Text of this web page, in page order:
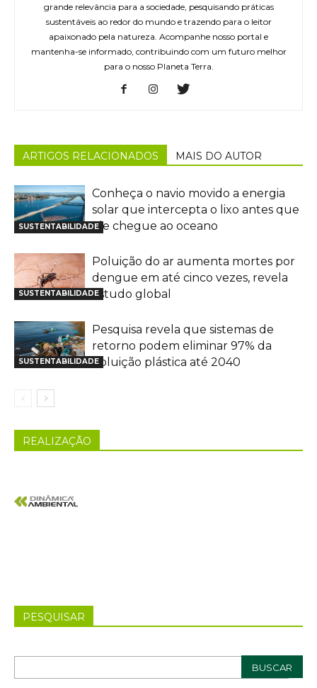
grande relevância para a sociedade, pesquisando práticas
sustentáveis ao redor do mundo e trazendo para o leitor
apaixonado pela natureza. Acompanhe nosso portal e
mantenha-se informado, contribuindo com um futuro melhor
para o nosso Planeta Terra.
ARTIGOS RELACIONADOS MAIS DO AUTOR
SUSTENTABILIDADE
Conheça o navio movido a energia
solar que intercepta o lixo antes que
ele chegue ao oceano
SUSTENTABILIDADE
Poluição do ar aumenta mortes por
dengue em até cinco vezes, revela
estudo global
SUSTENTABILIDADE
Pesquisa revela que sistemas de
retorno podem eliminar 97% da
poluição plástica até 2040
REALIZAÇÃO
PESQUISAR